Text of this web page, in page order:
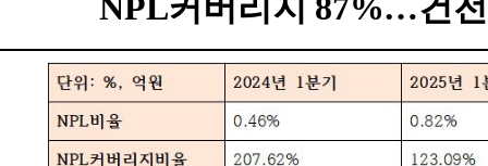
NPL커버리지 87%…건